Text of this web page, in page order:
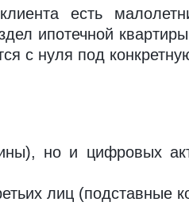
есть
ипотечной
с нуля под
но и цифровых
лиц (подставные